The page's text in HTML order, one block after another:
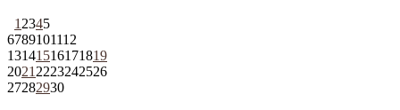
1 2345
6789101112
13141516171819
2021 2223242526
27282930